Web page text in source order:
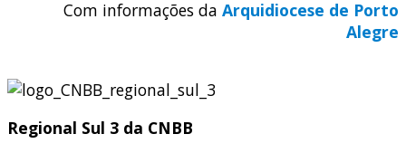
Com informações da Arquidiocese de Porto
Alegre
Regional Sul 3 da CNBB